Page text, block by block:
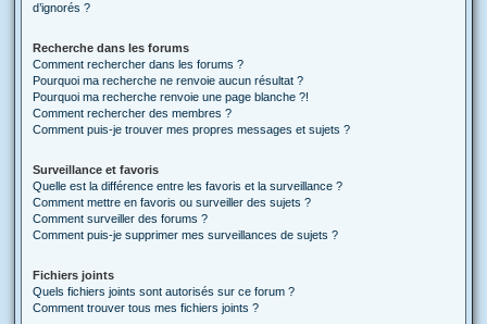
d’ignorés ?
Recherche dans les forums
Comment rechercher dans les forums ?
Pourquoi ma recherche ne renvoie aucun résultat ?
Pourquoi ma recherche renvoie une page blanche ?!
Comment rechercher des membres ?
Comment puis-je trouver mes propres messages et sujets ?
Surveillance et favoris
Quelle est la différence entre les favoris et la surveillance ?
Comment mettre en favoris ou surveiller des sujets ?
Comment surveiller des forums ?
Comment puis-je supprimer mes surveillances de sujets ?
Fichiers joints
Quels fichiers joints sont autorisés sur ce forum ?
Comment trouver tous mes fichiers joints ?